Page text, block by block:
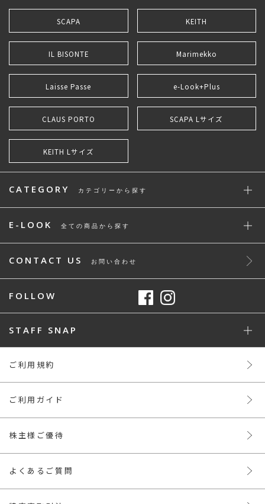
SCAPA KEITH
IL BISONTE Marimekko
Laisse Passe e-Look+Plus
CLAUS PORTO SCAPA Lサイズ
KEITH Lサイズ
CATEGORY カテゴリーから探す
E-LOOK 全ての商品から探す
CONTACT US お問い合わせ
FOLLOW
STAFF SNAP
ご利用規約
ご利用ガイド
株主様ご優待
よくあるご質問